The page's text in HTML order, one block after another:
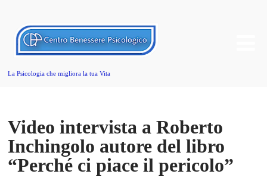
La Psicologia che migliora la tua Vita
Video intervista a Roberto
Inchingolo autore del libro
“Perché ci piace il pericolo”